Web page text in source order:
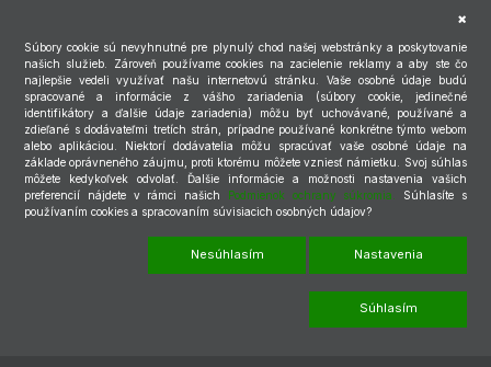
Súbory cookie sú nevyhnutné pre plynulý chod našej webstránky a poskytovanie
našich služieb. Zároveň používame cookies na zacielenie reklamy a aby ste čo
najlepšie vedeli využívať našu internetovú stránku. Vaše osobné údaje budú
spracované a informácie z vášho zariadenia (súbory cookie, jedinečné
identifikátory a ďalšie údaje zariadenia) môžu byť uchovávané, používané a
zdieľané s dodávateľmi tretích strán, prípadne používané konkrétne týmto webom
alebo aplikáciou. Niektorí dodávatelia môžu spracúvať vaše osobné údaje na
základe oprávneného záujmu, proti ktorému môžete vzniesť námietku. Svoj súhlas
môžete kedykoľvek odvolať. Ďalšie informácie a možnosti nastavenia vašich
preferencií nájdete v rámci našich Podmienok ochrany súkromia.
Súhlasíte s
používaním cookies a spracovaním súvisiacich osobných údajov?
Nesúhlasím Nastavenia
Súhlasím